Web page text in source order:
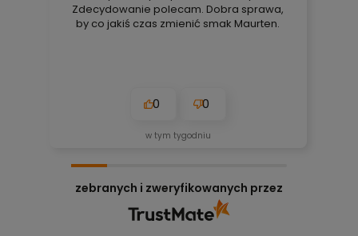
Zdecydowanie polecam. Dobra sprawa,
by co jakiś czas zmienić smak Maurten.
0 0
w tym tygodniu
zebranych i zweryfikowanych przez